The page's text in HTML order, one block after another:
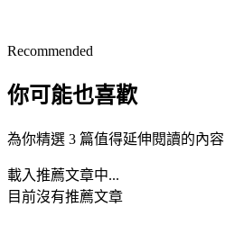
Recommended
你可能也喜歡
為你精選 3 篇值得延伸閱讀的內容
載入推薦文章中...
目前沒有推薦文章